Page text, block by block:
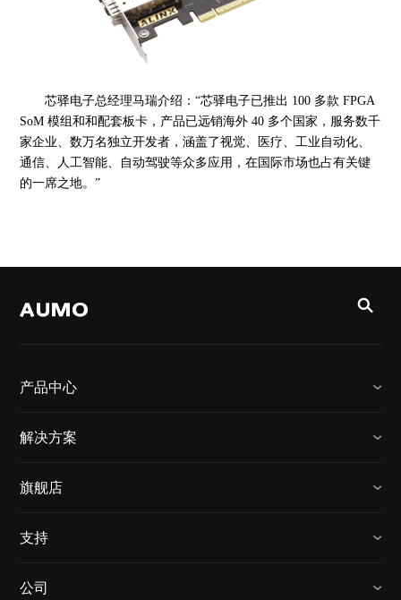
芯驿电子总经理马瑞介绍：“芯驿电子已推出 100 多款 FPGA
SoM 模组和和配套板卡，产品已远销海外 40 多个国家，服务数千
家企业、数万名独立开发者，涵盖了视觉、医疗、工业自动化、
通信、人工智能、自动驾驶等众多应用，在国际市场也占有关键
的一席之地。”
产品中心
解决方案
旗舰店
支持
公司